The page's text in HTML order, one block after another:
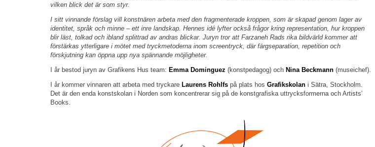
vilken blick det är som styr.
I sitt vinnande förslag vill konstnären arbeta med den fragmenterade kroppen, som är skapad genom lager av
identitet, språk och minne – ett inre landskap. Hennes idé lyfter också frågor kring representation, hur kroppen
blir läst, tolkad och ibland splittradav andras blickar. Juryn tror att Farzaneh Rads rika bildvärld kommer att
förstärkas ytterligare i mötet med tryckmetoderna inom screentryck, där färgseparation, repetition och
förskjutning kan öppna upp nya spännande möjligheter.
I år bestod juryn av Grafikens Hus team: Emma Dominguez (konstpedagog) och Nina Beckmann (museichef).
I år kommer vinnaren att arbeta med tryckare Laurens Rohlfs på plats hos Grafikskolan i Sätra, Stockholm.
Det är den enda konstskolan i Norden som koncentrerar sig på de konstgrafiska uttrycksformerna och Artists’
Books.